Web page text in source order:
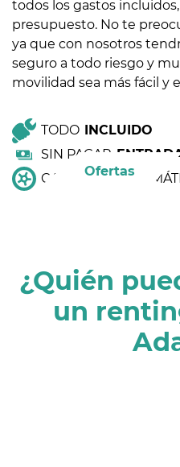
Ofertas
todos los gastos
presupuesto. No te
ya que con nosotros
seguro a todo riesgo y
movilidad sea más fácil y
TODO
INCLUIDO
SIN PAGAR
CAMBIO DE
¿Quién
un